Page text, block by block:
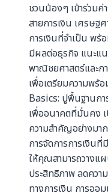
ชวนน้องๆ เข้าร่วมค่
สายการเงิน เศรษ
การเงินที่จำเป็น พร้
มีผลต่อธุรกิจ แนะแ
พาณิชยศาสตร์และ
เพื่อเตรียมความพร้
Basics: ปูพื้นฐานก
เพื่ออนาคตที่มั่นคง
ความสำคัญอย่างมา
การจัดการการเงิน
ให้คุณสามารถวางแผ
ประสิทธิภาพ ลดคว
ทางการเงิน การออ